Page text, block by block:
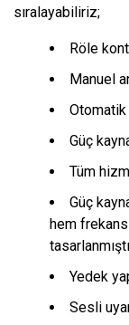
sıralayabiliriz;
Röle
Manuel
Güç
Tüm
Güç
hem
Yedek
Sesli